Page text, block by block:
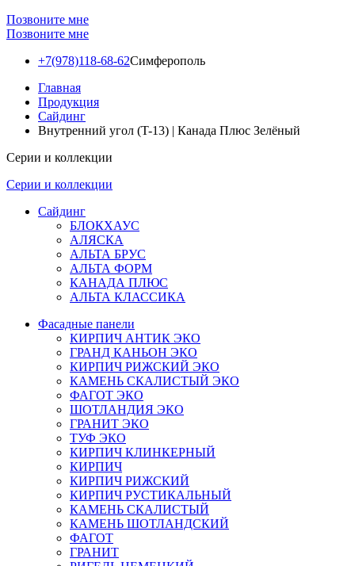
Позвоните мне
Позвоните мне
+7(978)118-68-62Симферополь
Главная
Продукция
Сайдинг
Внутренний угол (T-13) | Канада Плюс Зелёный
Серии и коллекции
Серии и коллекции
Сайдинг
БЛОКХАУС
АЛЯСКА
АЛЬТА БРУС
АЛЬТА ФОРМ
КАНАДА ПЛЮС
АЛЬТА КЛАССИКА
Фасадные панели
КИРПИЧ АНТИК ЭКО
ГРАНД КАНЬОН ЭКО
КИРПИЧ РИЖСКИЙ ЭКО
КАМЕНЬ СКАЛИСТЫЙ ЭКО
ФАГОТ ЭКО
ШОТЛАНДИЯ ЭКО
ГРАНИТ ЭКО
ТУФ ЭКО
КИРПИЧ КЛИНКЕРНЫЙ
КИРПИЧ
КИРПИЧ РИЖСКИЙ
КИРПИЧ РУСТИКАЛЬНЫЙ
КАМЕНЬ СКАЛИСТЫЙ
КАМЕНЬ ШОТЛАНДСКИЙ
ФАГОТ
ГРАНИТ